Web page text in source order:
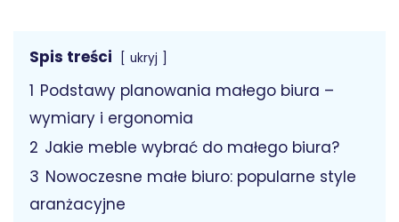
Spis treści ukryj
1 Podstawy planowania małego biura –
wymiary i ergonomia
2 Jakie meble wybrać do małego biura?
3 Nowoczesne małe biuro: popularne style
aranżacyjne